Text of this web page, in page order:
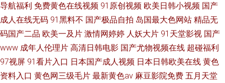
导航福利 免费黄色在线视频 91原创视频 欧美日韩小视频 国产
成人在线无码 91黑料不 国产极品自拍 岛国最大色网站 精品无
码国产二品 欧美一及片 激情网婷婷 人妖大片 91天堂影视 国产
www 成年人伦理片 高清日韩电影 国产尤物视频在线 超碰福利
97视屏 91看片入口 日本国产成人视频 日本日韩欧美在线 黄色
资料入口 黄色网三级毛片 最新黄色av 麻豆影院免费 五月天堂